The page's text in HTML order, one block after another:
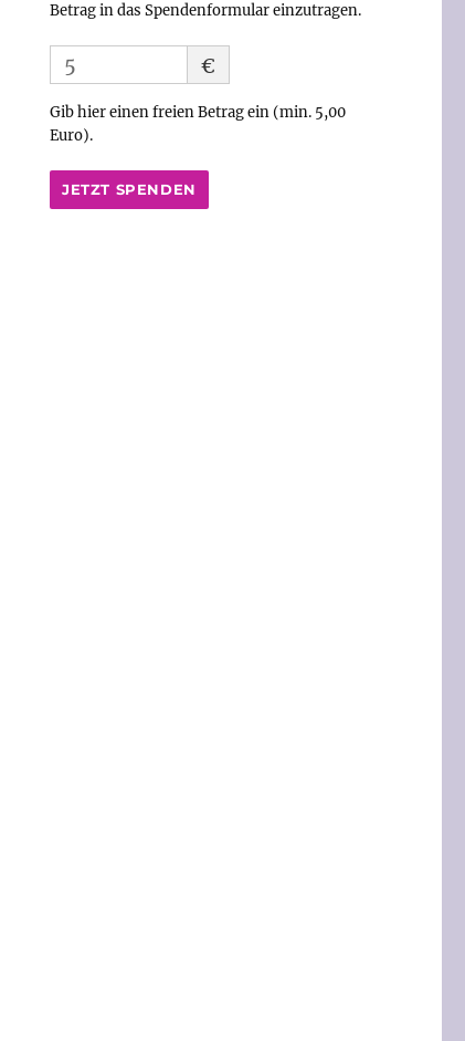
Betrag in das Spendenformular einzutragen.
€
Gib hier einen freien Betrag ein (min. 5,00
Euro).
JETZT SPENDEN